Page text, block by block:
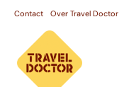
Contact Over Travel Doctor